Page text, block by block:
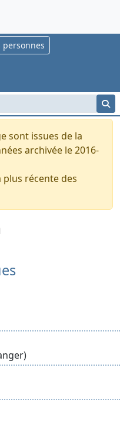
personnes
sont issues de la
archivée le 2016-
récente des